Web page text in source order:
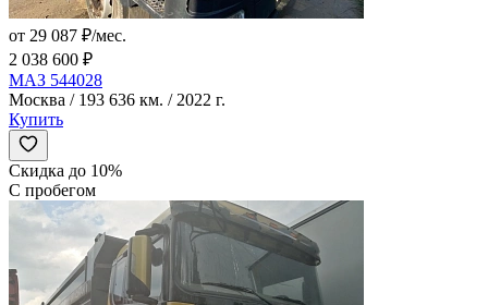
от 29 087 ₽/мес.
2 038 600 ₽
МАЗ 544028
Москва / 193 636 км. / 2022 г.
Купить
Скидка до 10%
С пробегом